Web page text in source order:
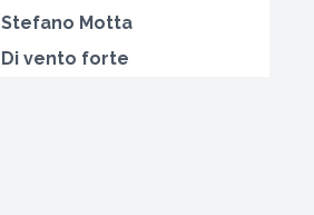
Stefano Motta
Di vento forte